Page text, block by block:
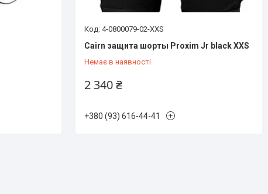
4-0800079-02-XXS
Cairn защита шорты Proxim Jr black XXS
Немає в наявності
2 340 ₴
+380 (93) 616-44-41